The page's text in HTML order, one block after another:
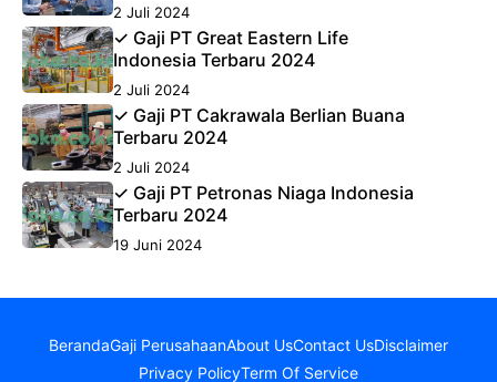
2 Juli 2024
✓ Gaji PT Great Eastern Life
Indonesia Terbaru 2024
2 Juli 2024
✓ Gaji PT Cakrawala Berlian Buana
Terbaru 2024
2 Juli 2024
✓ Gaji PT Petronas Niaga Indonesia
Terbaru 2024
19 Juni 2024
BerandaGaji PerusahaanAbout UsContact UsDisclaimer
Privacy PolicyTerm Of Service